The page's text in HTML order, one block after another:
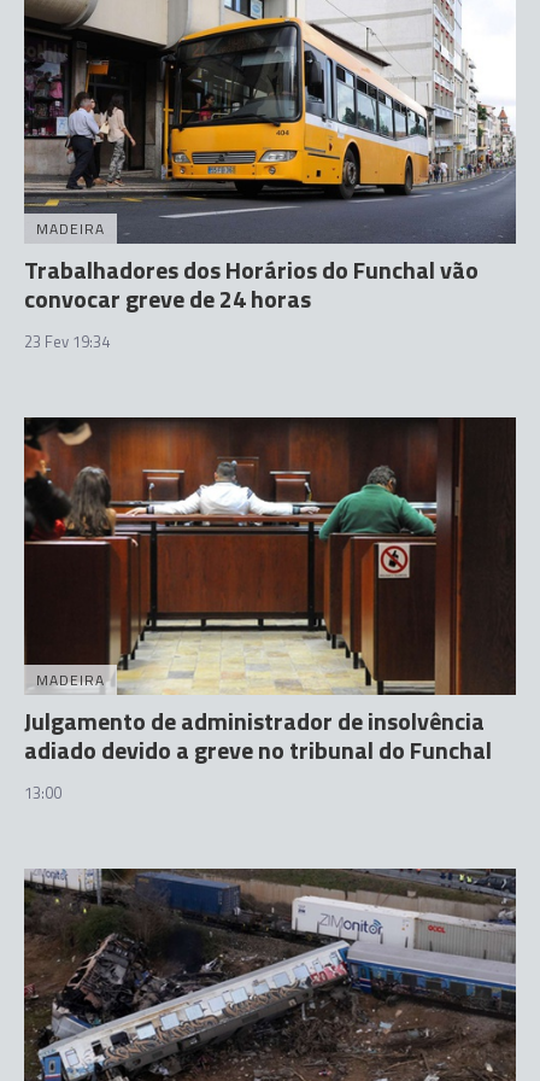
MADEIRA
Trabalhadores dos Horários do Funchal vão
convocar greve de 24 horas
23 Fev 19:34
MADEIRA
Julgamento de administrador de insolvência
adiado devido a greve no tribunal do Funchal
13:00